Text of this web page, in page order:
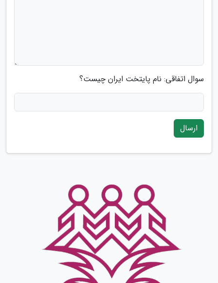
سوال اتفاقی: نام پایتخت ایران چیست؟
ارسال